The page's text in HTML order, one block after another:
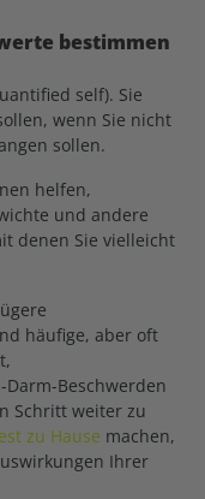
bestimmen
self). Sie
wenn Sie nicht
sollen.
helfen,
und andere
denen Sie vielleicht
häufige, aber oft
Beschwerden
Schritt weiter zu
zu Hause machen,
Ihrer